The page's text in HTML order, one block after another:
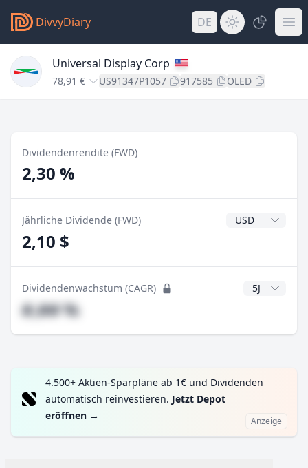
DivvyDiary DE
Universal Display Corp
78,91 € US91347P1057 917585 OLED
Dividendenrendite (FWD)
2,30 %
Jährliche Dividende (FWD)
2,10 $
Dividendenwachstum (CAGR) CAGR Jahre
#,## %
4.500+ Aktien-Sparpläne ab 1€ und Dividenden
automatisch reinvestieren. Jetzt Depot
eröffnen → Anzeige